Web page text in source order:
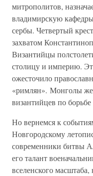
митрополитов,
владимирскую
сербы. Четвертый
захватом
Византийцы
столицу и империю.
ожесточило
«римлян». Монголы же
византийцев по
Но вернемся к
Новгородскому
современники битвы
его талант
вселенского